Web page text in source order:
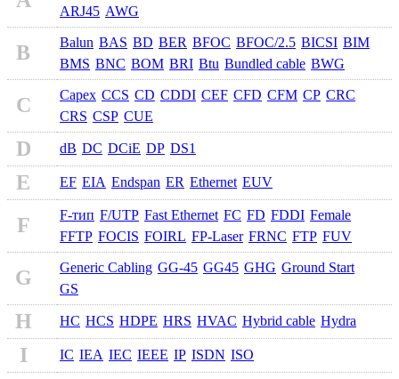
ARJ45 AWG
B Balun BAS BD BER BFOC BFOC/2.5 BICSI BIM
BMS BNC BOM BRI Btu Bundled cable BWG
C Capex CCS CD CDDI CEF CFD CFM CP CRC
CRS CSP CUE
D dB DC DCiE DP DS1
E EF EIA Endspan ER Ethernet EUV
F F-тип F/UTP Fast Ethernet FC FD FDDI Female
FFTP FOCIS FOIRL FP-Laser FRNC FTP FUV
G Generic Cabling GG-45 GG45 GHG Ground Start
GS
H HC HCS HDPE HRS HVAC Hybrid cable Hydra
I IC IEA IEC IEEE IP ISDN ISO